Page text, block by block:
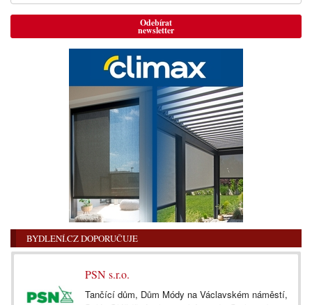
Odebírat
newsletter
BYDLENÍ.CZ DOPORUČUJE
PSN s.r.o.
Tančící dům, Dům Módy na Václavském náměstí,